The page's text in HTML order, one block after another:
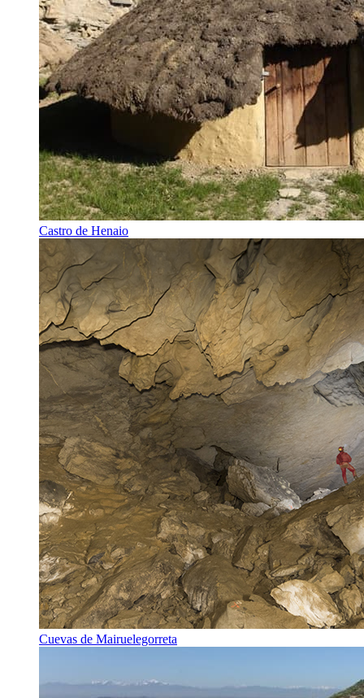
Castro de Henaio
Cuevas de Mairuelegorreta